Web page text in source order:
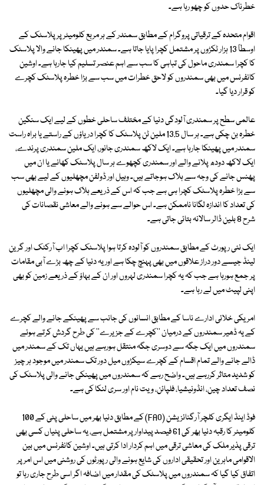
خطرناک حدوں کو چھو رہا ہے۔
اقوام متحدہ کے ترقیاتی پروگرام کے مطابق سمندر کے ہر مربع کلومیٹر پر پلاسٹک کے
اوسطاً 13 ہزار ٹکڑوں پر مشتمل کچرا پایا جاتا ہے۔ سمندر میں پھینکا جانے والا پلاسٹک
کا کچرا سمندری ماحول کی تباہی کا سب سے اہم عنصر تسلیم کیا جارہا ہے۔ اوشین
کانفرنس میں بھی سمندروں کو لاحق خطرات میں سب سے بڑا خطرہ پلاسٹک کچرے
کو قرار دیا گیا۔
عالمی سطح پر سمندری آلودگی دنیا کے مختلف ساحلی خطوں کے لیے ایک سنگین
خطرہ بن چکی ہے۔ ہر سال 13.5 ملین ٹن پلاسٹک کا کچرا دریاؤں کے راستے یا براہ راست
سمندر میں پھینکا جارہا ہے۔ ایک لاکھ سمندری جانور، ایک ملین سمندری پرندے،
ایک لاکھ دودھ پلانے والے اور سمندری کچھوے ہر سال پلاسٹک کھانے یا ان میں
پھنس جانے کی وجہ سے ہلاک ہوجاتے ہیں۔ وہیل اور ڈولفن مچھلیوں کے لیے بھی سب
سے بڑا خطرہ پلاسٹک کچرا ہی ہے جب کہ اس کے ذریعے ہلاک ہونے والی مچھلیوں
کی تعداد کا اندازہ لگانا ناممکن ہے۔ اس حوالے سے ہونے والے معاشی نقصانات کی
شرح 8 بلین ڈالر سالانہ بتائی جاتی ہے۔
ایک نئی رپورٹ کے مطابق سمندروں کو آلودہ کرتا ہوا پلاسٹک کچرا اب آرکٹک اور گرین
لینڈ جیسے دور دراز علاقوں میں بھی پہنچ چکا ہے اور یہ دنیا کے چھ بڑے آبی مقامات
پر جمع ہورہا ہے جب کہ یہ کچرا سمندری لہروں اور ان کے بہاؤ کے ذریعے زمین کو بھی
اپنی لپیٹ میں لے رہا ہے۔
امریکی خلائی ادارے ناسا کے مطابق انسانوں کی جانب سے پھینکے جانے والے کچرے
کے یہ ڈھیر سمندروں کے درمیان ''کچرے کے جزیرے'' کی طرح گردش کرتے ہوئے
سمندروں میں ایک جگہ سے دوسری جگہ منتقل ہورہے ہیں یہاں تک کے سمندر میں
ڈالے جانے والے تمام اقسام کے کچرے سیکڑوں میل دور تک سمندر میں موجود ہر چیز
کو شدید متاثر کررہے ہیں۔ واضح رہے کہ سمندروں میں پھینکی جانے والی پلاسٹک کی
نصف تعداد چین، انڈونیشیا، فلپائن، ویت نام اور سری لنکا کی ہے۔
فوڈ اینڈ ایگری کلچر آرگنائزیشن (FAO) کے مطابق دنیا بھر میں ساحلی پٹی کے 100
کلومیٹر کا رقبہ دنیا بھر کی 61 فیصد پیداوار پر مشتمل ہے، یہ ساحلی پٹیاں کسی بھی
ترقی پذیر ملک کی معاشی ترقی میں اہم کردار ادا کرتی ہیں۔ اوشین کانفرنس میں بین
الاقوامی ماہرین اور تحقیقی اداروں کی شایع ہونے والی رپورٹوں کی روشنی میں اس امر پر
اتفاق کیا گیا کہ سمندروں میں پلاسٹک کی مقدار میں اضافہ اگر اسی طرح جاری رہا تو